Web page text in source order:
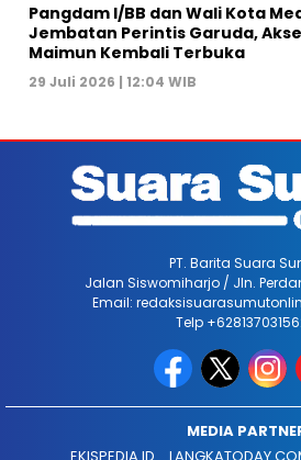
Pangdam I/BB dan Wali Kota
Jembatan Perintis Garuda,
Maimun Kembali Terbuka
29 Juli 2026 | 12:04 WIB
PT. Barita Suara
Jalan Siswomiharjo / Jln.
Email:
Telp
MEDIA
EKISPEDIA.ID